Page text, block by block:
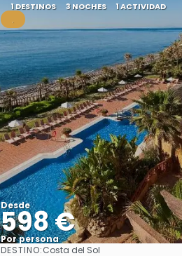
1 DESTINOS 3 NOCHES 1 ACTIVIDAD
.
Desde
598 €
Por persona
DESTINO:Costa del Sol